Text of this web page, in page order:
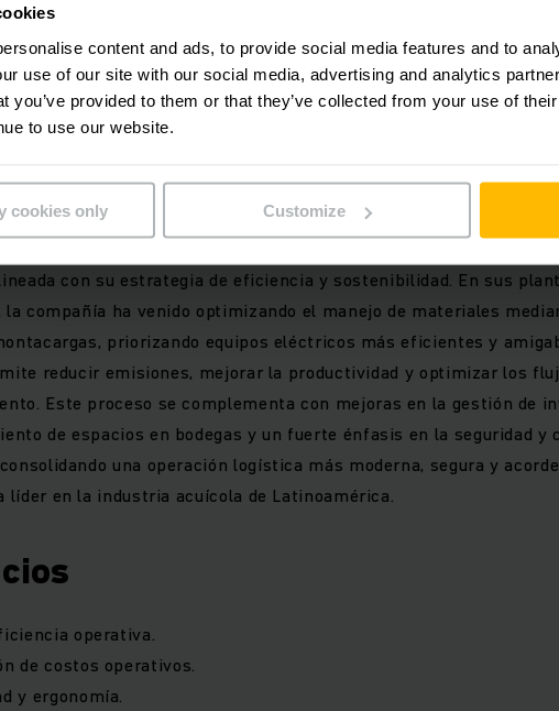
content and ads, to provide social media features and to
use of our site with our social media, advertising and analytics
you’ve provided to them or that they’ve collected from your use of
to use our website.
cookies only Customize
este contenido.
actual de la compañía
con su estrategia de eficiencia y sostenibilidad. En sus
compañía ha venido optimizando el manejo de materiales
priorizando equipos eléctricos más eficientes y
reducir emisiones, mejorar la productividad y optimizar los
Este proceso se complementa con mejoras en la gestión de
de espacios en bodegas y un fuerte énfasis en la seguridad y
una operación logística más moderna, segura y
líder en la industria acuícola de Latinoamérica.
operativa.
de costos operativos.
y ergonomía.